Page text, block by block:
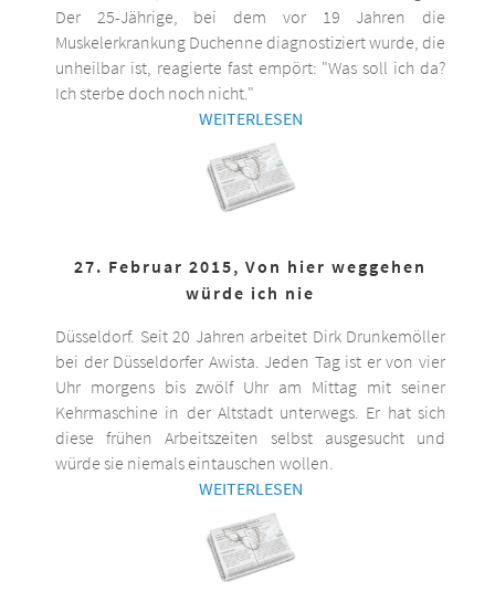
Der 25-Jährige, bei dem vor 19 Jahren die
Muskelerkrankung Duchenne diagnostiziert wurde, die
unheilbar ist, reagierte fast empört: "Was soll ich da?
Ich sterbe doch noch nicht."
WEITERLESEN
27. Februar 2015, Von hier weggehen
würde ich nie
Düsseldorf. Seit 20 Jahren arbeitet Dirk Drunkemöller
bei der Düsseldorfer Awista. Jeden Tag ist er von vier
Uhr morgens bis zwölf Uhr am Mittag mit seiner
Kehrmaschine in der Altstadt unterwegs. Er hat sich
diese frühen Arbeitszeiten selbst ausgesucht und
würde sie niemals eintauschen wollen.
WEITERLESEN